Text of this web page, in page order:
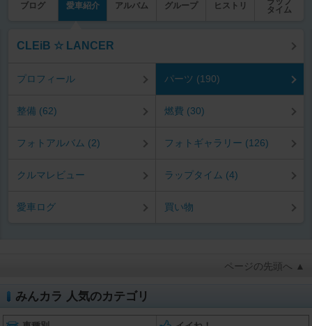
ブログ 愛車紹介 アルバム グループ ヒストリ
タイム
CLEiB ☆ LANCER
プロフィール パーツ (190)
整備 (62) 燃費 (30)
フォトアルバム (2) フォトギャラリー (126)
クルマレビュー ラップタイム (4)
愛車ログ 買い物
ページの先頭へ ▲
みんカラ 人気のカテゴリ